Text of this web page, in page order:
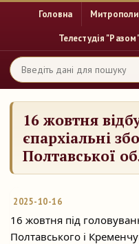
Головна
Телестудія
16 жовтня
єпархіальні
Полтавської
2025-10-16
16 жовтня під
Полтавського і